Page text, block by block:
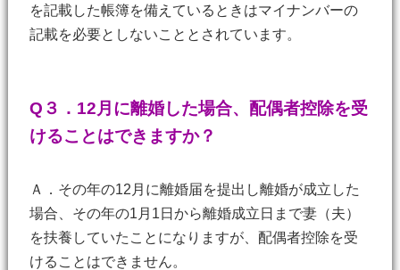
を記載した帳簿を備えているときはマイナンバーの
記載を必要としないこととされています。
Q３．12月に離婚した場合、配偶者控除を受
けることはできますか？
Ａ．その年の12月に離婚届を提出し離婚が成立した
場合、その年の1月1日から離婚成立日まで妻（夫）
を扶養していたことになりますが、配偶者控除を受
けることはできません。